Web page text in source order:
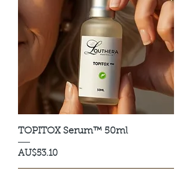
TOPITOX Serum™ 50ml
가격
AU$53.10